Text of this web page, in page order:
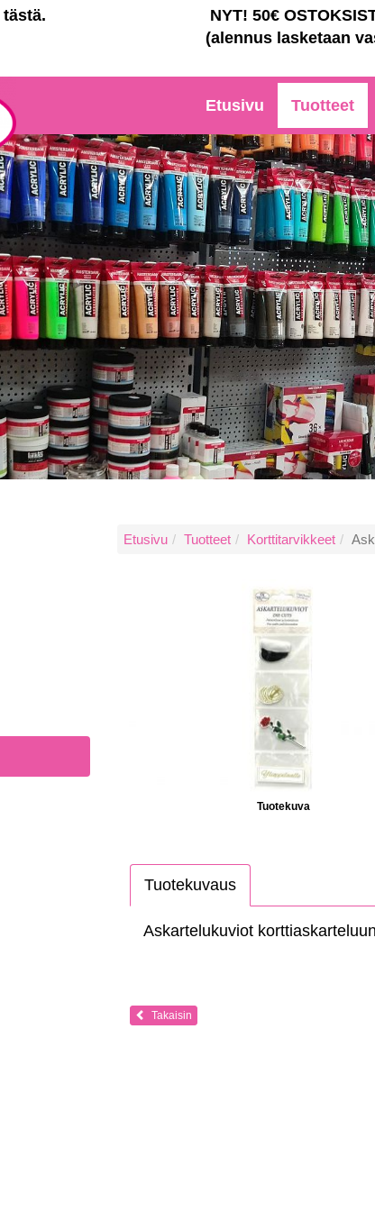
tästä.
NYT! 50€
(alennus lasketaan
Etusivu Tuotteet
Etusivu Tuotteet Korttitarvikkeet
Tuotekuva
Tuotekuvaus
Askartelukuviot
Takaisin